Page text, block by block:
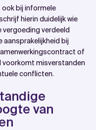
bij informele
hierin duidelijk wie
vergoeding verdeeld
aansprakelijkheid bij
of
voorkomt misverstanden
conflicten.
van